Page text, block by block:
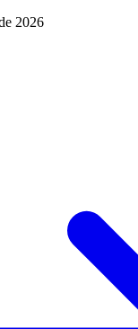
2026